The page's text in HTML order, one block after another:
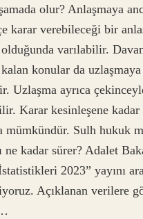
olur? Anlaşmaya
karar verebileceği bir
varılabilir.
kalan konular da
Uzlaşma ayrıca
Karar kesinleşene kadar
mümkündür. Sulh hukuk
ne kadar sürer? Adalet
2023” yayını
Açıklanan verilere